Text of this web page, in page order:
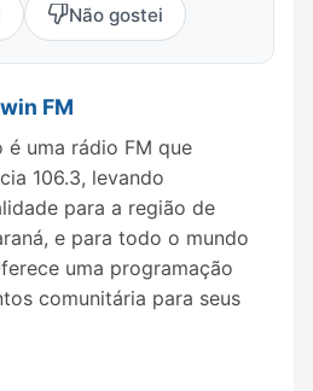
Não gostei
FM
é uma rádio FM que
106.3, levando
para a região de
e para todo o mundo
uma programação
comunitária para seus